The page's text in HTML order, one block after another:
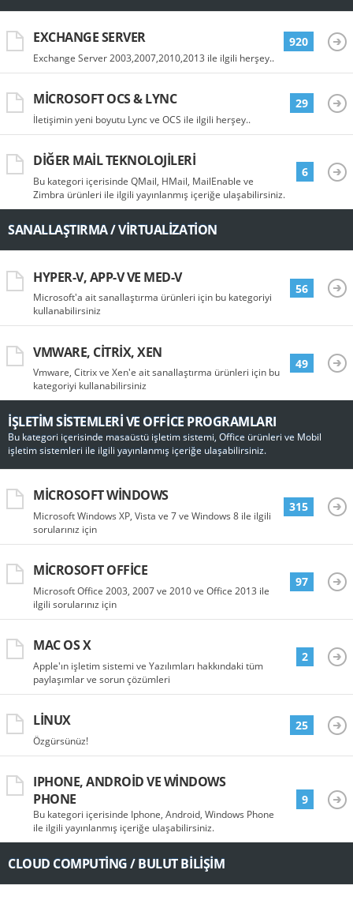
EXCHANGE SERVER
Exchange Server 2003,2007,2010,2013 ile ilgili herşey..
920
MICROSOFT OCS & LYNC
İletişimin yeni boyutu Lync ve OCS ile ilgili herşey..
29
DIĞER MAIL TEKNOLOJILERI
Bu kategori içerisinde QMail, HMail, MailEnable ve
Zimbra ürünleri ile ilgili yayınlanmış içeriğe ulaşabilirsiniz.
6
SANALLAŞTIRMA / VIRTUALIZATION
HYPER-V, APP-V VE MED-V
Microsoft'a ait sanallaştırma ürünleri için bu kategoriyi
kullanabilirsiniz
56
VMWARE, CITRIX, XEN
Vmware, Citrix ve Xen'e ait sanallaştırma ürünleri için bu
kategoriyi kullanabilirsiniz
49
İŞLETIM SISTEMLERI VE OFFICE PROGRAMLARI
Bu kategori içerisinde masaüstü işletim sistemi, Office ürünleri ve Mobil
işletim sistemleri ile ilgili yayınlanmış içeriğe ulaşabilirsiniz.
MICROSOFT WINDOWS
Microsoft Windows XP, Vista ve 7 ve Windows 8 ile ilgili
sorularınız için
315
MICROSOFT OFFICE
Microsoft Office 2003, 2007 ve 2010 ve Office 2013 ile
ilgili sorularınız için
97
MAC OS X
Apple'ın işletim sistemi ve Yazılımları hakkındaki tüm
paylaşımlar ve sorun çözümleri
2
LINUX
Özgürsünüz!
25
IPHONE, ANDROID VE WINDOWS
PHONE
Bu kategori içerisinde Iphone, Android, Windows Phone
ile ilgili yayınlanmış içeriğe ulaşabilirsiniz.
9
CLOUD COMPUTING / BULUT BILIŞIM